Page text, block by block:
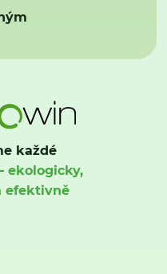
každé
ekologicky,
efektivně